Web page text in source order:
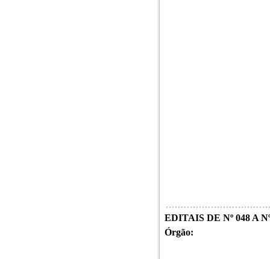
EDITAIS DE Nº 048 A
Órgão: